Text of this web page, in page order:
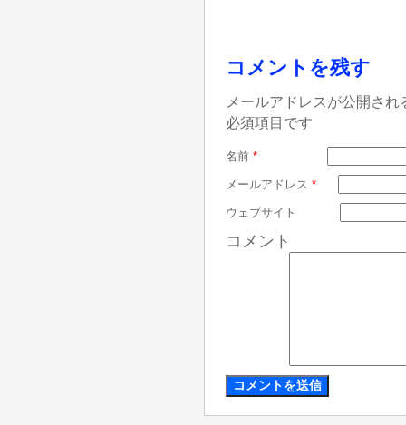
コメントを残す
メールアドレスが公開さ
必須項目です
名前 *
メールアドレス *
ウェブサイト
コメント